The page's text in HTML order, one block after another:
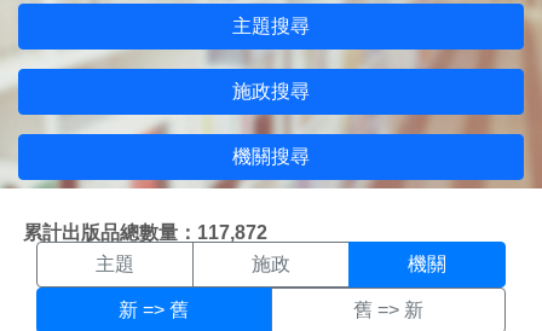
主題搜尋
施政搜尋
機關搜尋
累計出版品總數量：117,872
機關搜尋結果頁面
主題 施政 機關
新 => 舊 舊 => 新